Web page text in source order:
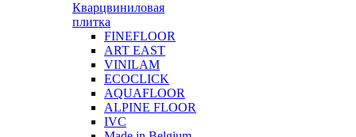
Кварцвиниловая
плитка
FINEFLOOR
ART EAST
VINILAM
ECOCLICK
AQUAFLOOR
ALPINE FLOOR
IVC